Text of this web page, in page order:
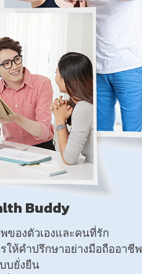
Buddy
ของตัวเองและคนที่รัก
ให้คำปรึกษาอย่างมือถืออาชีพ
บยั่งยืน